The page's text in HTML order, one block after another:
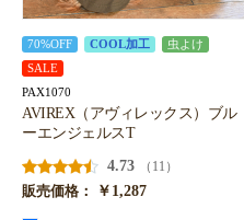
70%OFF COOL加工
虫よけ
SALE
PAX1070
AVIREX（アヴィレックス）ブル
ーエンジェルスT
4.73
（11）
販売価格：
￥1,287